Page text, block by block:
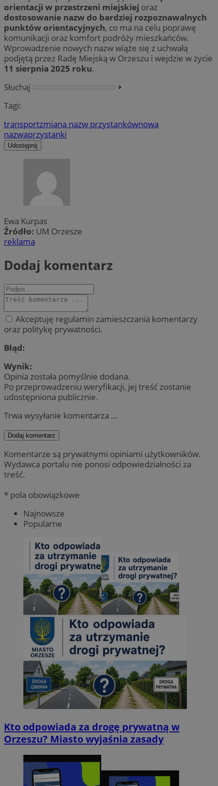
orientacji w przestrzeni miejskiej oraz
dostosowanie nazw do bardziej rozpoznawalnych
punktów orientacyjnych, co ma na celu poprawę
komunikacji oraz komfort podróży mieszkańców.
Wprowadzenie nowych nazw wiąże się z uchwałą
podjętą przez Radę Miejską w Orzeszu i wejdzie w życie
11 sierpnia 2025 roku.
Słuchaj
⏵︎
Tagi:
transportzmiana nazw przystankównowa
nazwaprzystanki
Udostępnij
Ewa Kurpas
Źródło: UM Orzesze
reklama
Dodaj komentarz
Akceptuję regulamin zamieszczania komentarzy
oraz politykę prywatności.
Błąd:
Wynik:
Opinia została pomyślnie dodana.
Po przeprowadzeniu weryfikacji, jej treść zostanie
udostępniona publicznie.
Trwa wysyłanie komentarza ...
Dodaj komentarz
Komentarze są prywatnymi opiniami użytkowników.
Wydawca portalu nie ponosi odpowiedzialności za
treść.
* pola obowiązkowe
Najnowsze
Popularne
Kto odpowiada za drogę prywatną w
Orzeszu? Miasto wyjaśnia zasady